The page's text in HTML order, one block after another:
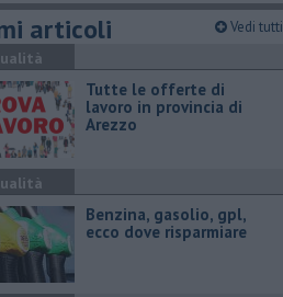
articoli Vedi tutti
​Tutte le offerte di
lavoro in provincia di
Arezzo
​Benzina, gasolio, gpl,
ecco dove risparmiare